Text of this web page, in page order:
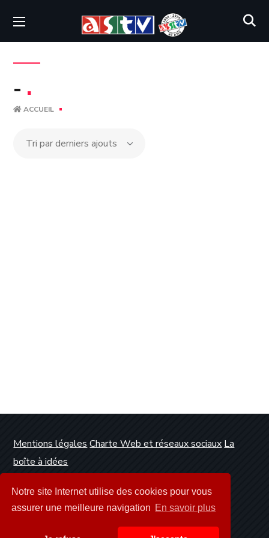
Notre site Internet utilise des cookies pour vous
assurer une meilleure navigation En savoir plus
- .
ACCUEIL
Mentions légales Charte Web et réseaux sociaux La
boîte à idées
Dunkerque